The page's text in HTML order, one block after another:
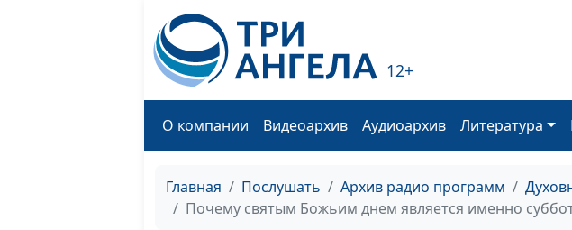
12+
О компании Видеоархив Аудиоархив Литература
Главная Послушать Архив радио программ
Почему святым Божьим днем является именно